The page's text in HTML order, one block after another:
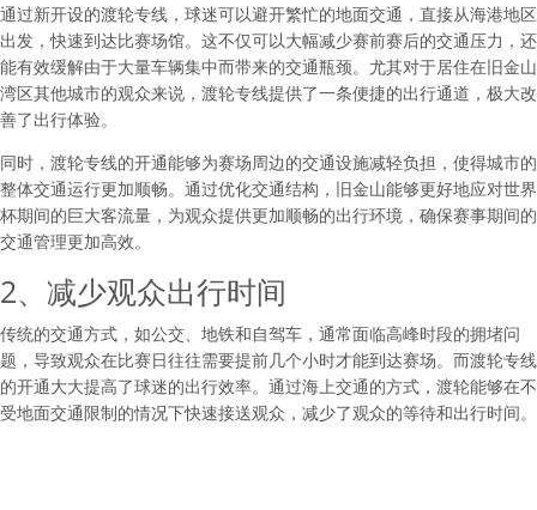
通过新开设的渡轮专线，球迷可以避开繁忙的地面交通，直接从海港地区
出发，快速到达比赛场馆。这不仅可以大幅减少赛前赛后的交通压力，还
能有效缓解由于大量车辆集中而带来的交通瓶颈。尤其对于居住在旧金山
湾区其他城市的观众来说，渡轮专线提供了一条便捷的出行通道，极大改
善了出行体验。
同时，渡轮专线的开通能够为赛场周边的交通设施减轻负担，使得城市的
整体交通运行更加顺畅。通过优化交通结构，旧金山能够更好地应对世界
杯期间的巨大客流量，为观众提供更加顺畅的出行环境，确保赛事期间的
交通管理更加高效。
2、减少观众出行时间
传统的交通方式，如公交、地铁和自驾车，通常面临高峰时段的拥堵问
题，导致观众在比赛日往往需要提前几个小时才能到达赛场。而渡轮专线
的开通大大提高了球迷的出行效率。通过海上交通的方式，渡轮能够在不
受地面交通限制的情况下快速接送观众，减少了观众的等待和出行时间。